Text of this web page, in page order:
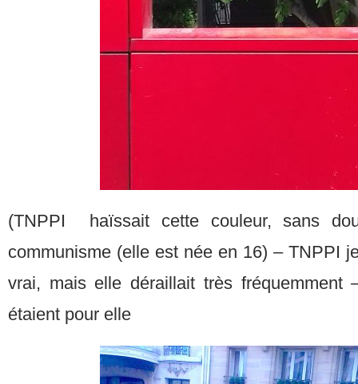
(TNPPI haïssait cette couleur, sans
communisme (elle est née en 16) – TNPPI
vrai, mais elle déraillait très fréquemment
étaient pour elle